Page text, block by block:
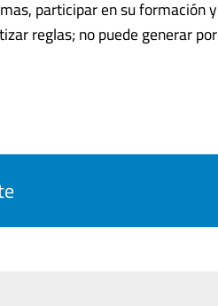
participar en su formación y
reglas; no puede generar por